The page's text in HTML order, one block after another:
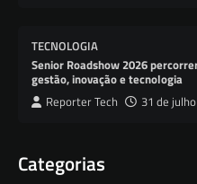
TECNOLOGIA
Senior Roadshow 2026
gestão, inovação e tecnologia
Reporter Tech 31 de
Categorias